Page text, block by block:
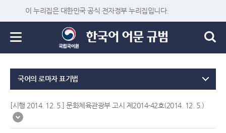
이 누리집은 대한민국 공식 전자정부 누리집입니다.
국어의 로마자 표기법
[시행 2014. 12. 5.] 문화체육관광부 고시 제2014-42호(2014. 12. 5.)